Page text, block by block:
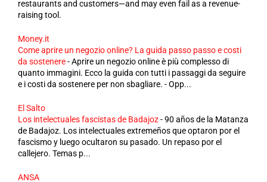
restaurants and customers—and may even fail as a revenue-
raising tool.
Money.it
Come aprire un negozio online? La guida passo passo e costi
da sostenere-Aprire un negozio online è più complesso di
quanto immagini. Ecco la guida con tutti i passaggi da seguire
e i costi da sostenere per non sbagliare. - Opp...
El Salto
Los intelectuales fascistas de Badajoz-90 años de la Matanza
de Badajoz. Los intelectuales extremeños que optaron por el
fascismo y luego ocultaron su pasado. Un repaso por el
callejero. Temas p...
ANSA